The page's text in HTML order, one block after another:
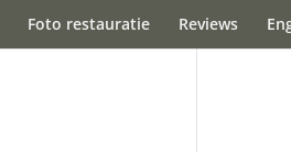
Foto restauratie Reviews